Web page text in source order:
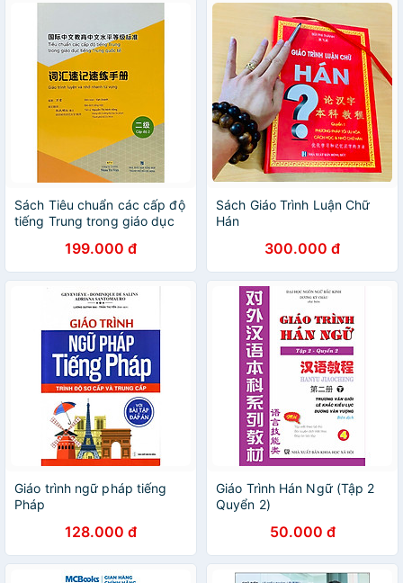
Sách Tiêu chuẩn các cấp độ
tiếng Trung trong giáo dục
trình luyện và nhớ nhanh từ
vựng - Cấp độ 2
199.000 đ
Sách Giáo Trình Luận Chữ
Hán
300.000 đ
Giáo trình ngữ pháp tiếng
Pháp
128.000 đ
Giáo Trình Hán Ngữ (Tập 2
Quyển 2)
50.000 đ